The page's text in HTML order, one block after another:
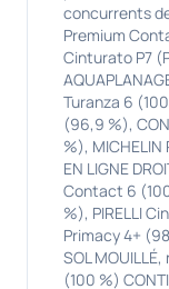
concurrents
Premium
Cinturato P7
Turanza 6
(96,9 %),
%),
EN LIGNE
Contact 6
%), PIRELLI
Primacy 4+
SOL
(100 %)